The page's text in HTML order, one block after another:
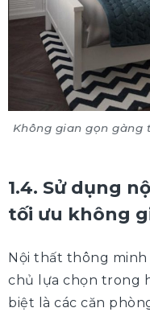
Không gian gọn gàng
1.4. Sử dụng
tối ưu không
Nội thất thông minh
chủ lựa chọn trong
biệt là các căn